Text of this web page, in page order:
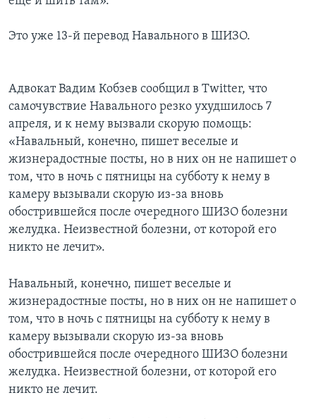
Это уже 13-й перевод Навального в ШИЗО.
Адвокат Вадим Кобзев сообщил в Twitter, что
самочувствие Навального резко ухудшилось 7
апреля, и к нему вызвали скорую помощь:
«Навальный, конечно, пишет веселые и
жизнерадостные посты, но в них он не напишет о
том, что в ночь с пятницы на субботу к нему в
камеру вызывали скорую из-за вновь
обострившейся после очередного ШИЗО болезни
желудка. Неизвестной болезни, от которой его
никто не лечит».
Навальный, конечно, пишет веселые и
жизнерадостные посты, но в них он не напишет о
том, что в ночь с пятницы на субботу к нему в
камеру вызывали скорую из-за вновь
обострившейся после очередного ШИЗО болезни
желудка. Неизвестной болезни, от которой его
никто не лечит.